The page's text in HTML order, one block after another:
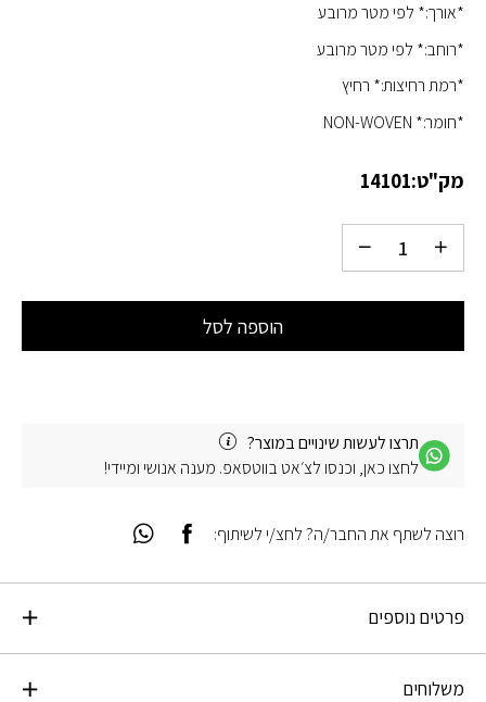
*אורך:* לפי מטר מרובע
*רוחב:* לפי מטר מרובע
*רמת רחיצות:* רחיץ
*חומר:* NON-WOVEN
מק"ט:14101
הוספה לסל
תרצו לעשות שינויים במוצר?
לחצו כאן, וכנסו לצ׳אט בווטסאפ. מענה אנושי ומיידי!
פרטים נוספים
משלוחים
רוצה לשתף את החבר/ה? לחצ/י לשיתוף: